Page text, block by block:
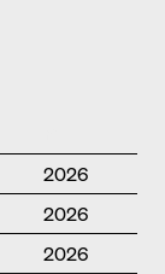
2026
2026
2026